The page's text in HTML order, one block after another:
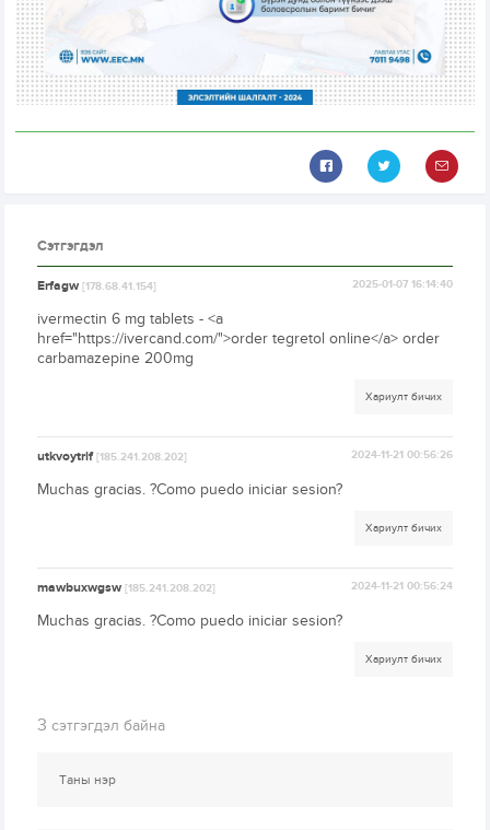
Сэтгэгдэл
Erfagw[178.68.41.154] 2025-01-07 16:14:40
ivermectin 6 mg tablets - <a
href="https://ivercand.com/">order tegretol online</a> order
carbamazepine 200mg
Хариулт бичих
utkvoytrif[185.241.208.202] 2024-11-21 00:56:26
Muchas gracias. ?Como puedo iniciar sesion?
Хариулт бичих
mawbuxwgsw[185.241.208.202] 2024-11-21 00:56:24
Muchas gracias. ?Como puedo iniciar sesion?
Хариулт бичих
3 сэтгэгдэл байна